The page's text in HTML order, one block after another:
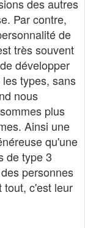
des autres
Par contre,
de
très souvent
développer
types, sans
nous
plus
Ainsi une
qu'une
de type 3
personnes
tout, c'est leur